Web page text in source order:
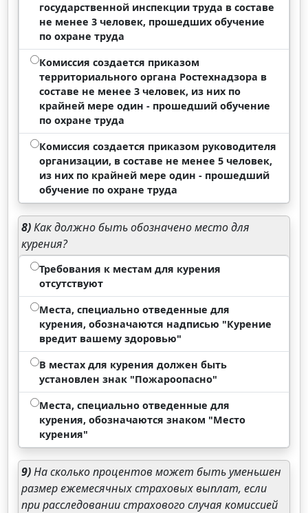
государственной инспекции труда в составе
не менее 3 человек, прошедших обучение
по охране труда
Комиссия создается приказом
территориального органа Ростехнадзора в
составе не менее 3 человек, из них по
крайней мере один - прошедший обучение
по охране труда
Комиссия создается приказом руководителя
организации, в составе не менее 5 человек,
из них по крайней мере один - прошедший
обучение по охране труда
8)Как должно быть обозначено место для
курения?
Требования к местам для курения
отсутствуют
Места, специально отведенные для
курения, обозначаются надписью "Курение
вредит вашему здоровью"
В местах для курения должен быть
установлен знак "Пожароопасно"
Места, специально отведенные для
курения, обозначаются знаком "Место
курения"
9)На сколько процентов может быть уменьшен
размер ежемесячных страховых выплат, если
при расследовании страхового случая комиссией